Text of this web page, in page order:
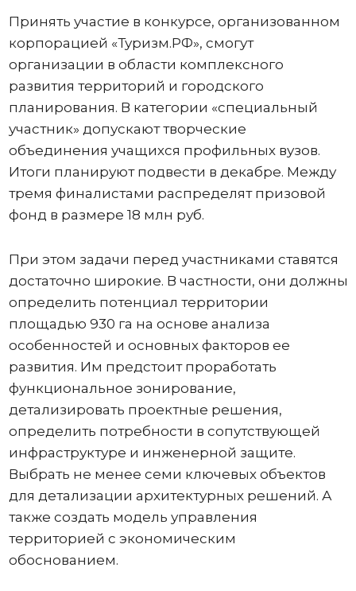
Принять участие в конкурсе, организованном
корпорацией «Туризм.РФ», смогут
организации в области комплексного
развития территорий и городского
планирования. В категории «специальный
участник» допускают творческие
объединения учащихся профильных вузов.
Итоги планируют подвести в декабре. Между
тремя финалистами распределят призовой
фонд в размере 18 млн руб.
При этом задачи перед участниками ставятся
достаточно широкие. В частности, они должны
определить потенциал территории
площадью 930 га на основе анализа
особенностей и основных факторов ее
развития. Им предстоит проработать
функциональное зонирование,
детализировать проектные решения,
определить потребности в сопутствующей
инфраструктуре и инженерной защите.
Выбрать не менее семи ключевых объектов
для детализации архитектурных решений. А
также создать модель управления
территорией с экономическим
обоснованием.